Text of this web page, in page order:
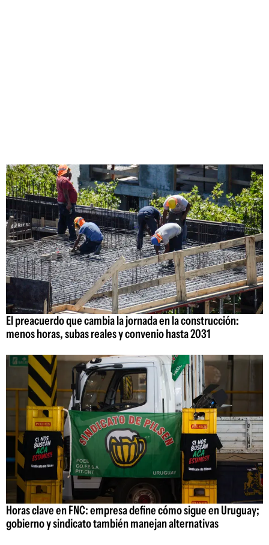
El preacuerdo que cambia la jornada en la construcción:
menos horas, subas reales y convenio hasta 2031
Horas clave en FNC: empresa define cómo sigue en Uruguay;
gobierno y sindicato también manejan alternativas